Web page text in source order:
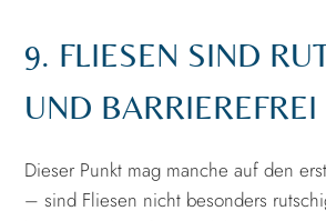
9. FLIESEN SIND
UND BARRIEREFREI
Dieser Punkt mag manche auf den
– sind Fliesen nicht besonders